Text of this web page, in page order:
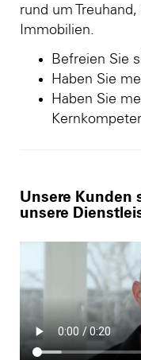
rund um
Immobilien.
Befreien Sie
Haben Sie
Haben Sie
Unsere Kunden
unsere